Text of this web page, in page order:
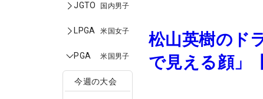
JGTO 国内男子
LPGA 米国女子
PGA 米国男子
今週の大会
松山英樹のド
で見える顔」